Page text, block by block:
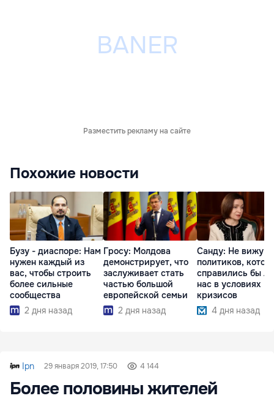
Разместить рекламу на сайте
Похожие новости
Бузу - диаспоре: Нам
нужен каждый из
вас, чтобы строить
более сильные
сообщества
2 дня назад
Гросу: Молдова
демонстрирует, что
заслуживает стать
частью большой
европейской семьи
2 дня назад
Санду: Не вижу
политиков,
справились бы
нас в условиях
кризисов
4 дня назад
Ipn 29 января 2019, 17:50 4 144
Более половины жителей